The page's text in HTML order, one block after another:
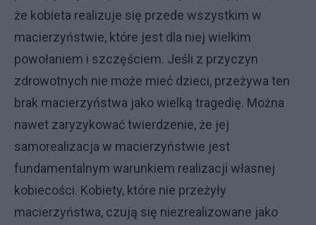
że kobieta realizuje się przede wszystkim w
macierzyństwie, które jest dla niej wielkim
powołaniem i szczęściem. Jeśli z przyczyn
zdrowotnych nie może mieć dzieci, przeżywa ten
brak macierzyństwa jako wielką tragedię. Można
nawet zaryzykować twierdzenie, że jej
samorealizacja w macierzyństwie jest
fundamentalnym warunkiem realizacji własnej
kobiecości. Kobiety, które nie przeżyły
macierzyństwa, czują się niezrealizowane jako